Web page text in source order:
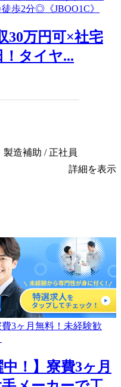
30万円可×社宅
！タイヤ...
造補助 / 正社員
詳細を表示
！】寮費3ヶ月